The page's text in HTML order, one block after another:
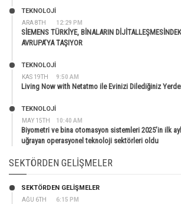
ARA 8TH 12:29 PM
TEKNOLOJİ
SİEMENS TÜRKİYE, BİNALARIN
AVRUPA’YA TAŞIYOR
KAS 19TH 9:50 AM
TEKNOLOJİ
Living Now with Netatmo ile Evinizi Dilediğiniz
MAY 15TH 10:40 AM
TEKNOLOJİ
Biyometri ve bina otomasyon sistemleri 2025’in ilk
uğrayan operasyonel teknoloji sektörleri oldu
SEKTÖRDEN GELIŞMELER
AĞU 6TH 6:15 PM
SEKTÖRDEN GELIŞMELER